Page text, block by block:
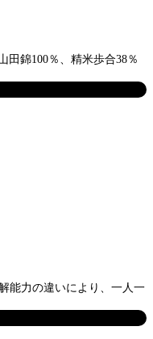
田錦100％、精米歩合38％
能力の違いにより、一人一